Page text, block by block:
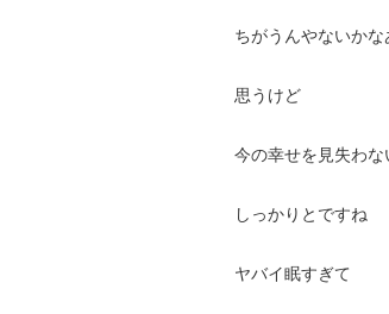
ちがうんやないか
思うけど
今の幸せを見失わな
しっかりとですね
ヤバイ眠すぎて